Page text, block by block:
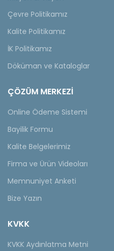
Çevre Politikamız
Kalite Politikamız
İK Politikamız
Döküman ve Kataloglar
ÇÖZÜM MERKEZİ
Online Ödeme Sistemi
Bayilik Formu
Kalite Belgelerimiz
Firma ve Ürün Videoları
Memnuniyet Anketi
Bize Yazın
KVKK
KVKK Aydınlatma Metni